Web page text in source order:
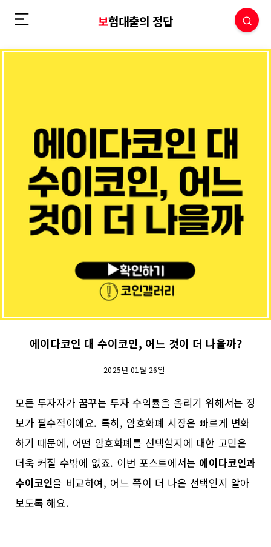
보험대출의 정답
에이다코인 대 수이코인, 어느 것이 더 나을까?
2025년 01월 26일
모든 투자자가 꿈꾸는 투자 수익률을 올리기 위해서는 정
보가 필수적이에요. 특히, 암호화폐 시장은 빠르게 변화
하기 때문에, 어떤 암호화폐를 선택할지에 대한 고민은
더욱 커질 수밖에 없죠. 이번 포스트에서는 에이다코인과
수이코인을 비교하여, 어느 쪽이 더 나은 선택인지 알아
보도록 해요.